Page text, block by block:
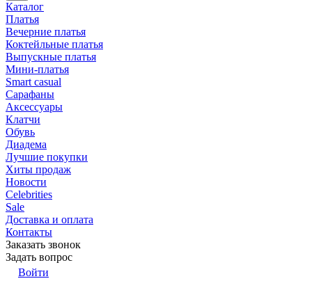
Каталог
Платья
Вечерние платья
Коктейльные платья
Выпускные платья
Мини-платья
Smart casual
Сарафаны
Аксессуары
Клатчи
Обувь
Диадема
Лучшие покупки
Хиты продаж
Новости
Celebrities
Sale
Доставка и оплата
Контакты
Заказать звонок
Задать вопрос
Войти